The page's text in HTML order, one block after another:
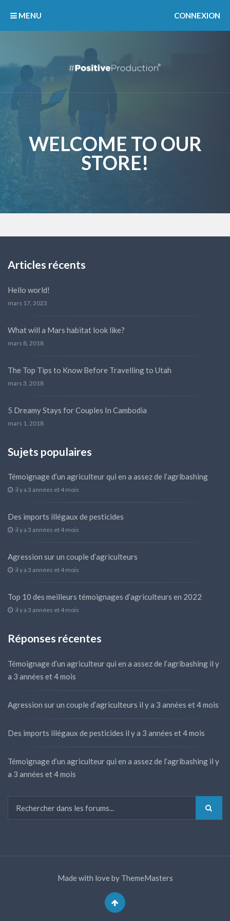
MENU CONNEXION
WELCOME TO OUR
STORE!
Articles récents
Hello world!
mars 17, 2023
What will a Mars habitat look like?
mars 8, 2018
The Top Tips to Know Before Travelling to Utah
mars 3, 2018
5 Dreamy Stays for Couples In Cambodia
mars 1, 2018
Sujets populaires
Témoignage d’un agriculteur qui en a assez de l’agribashing
il y a 3 années et 4 mois
Des imports illégaux de pesticides
il y a 3 années et 4 mois
Agression sur un couple d’agriculteurs
il y a 3 années et 4 mois
Top 10 des meilleurs témoignages d’agriculteurs en 2022
il y a 3 années et 4 mois
Réponses récentes
Témoignage d’un agriculteur qui en a assez de l’agribashing il y
a 3 années et 4 mois
Agression sur un couple d’agriculteurs il y a 3 années et 4 mois
Des imports illégaux de pesticides il y a 3 années et 4 mois
Témoignage d’un agriculteur qui en a assez de l’agribashing il y
a 3 années et 4 mois
Made with love by ThemeMasters